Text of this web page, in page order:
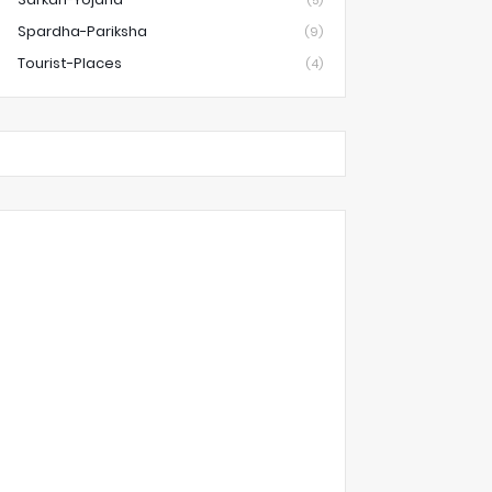
Spardha-Pariksha (9)
Tourist-Places (4)